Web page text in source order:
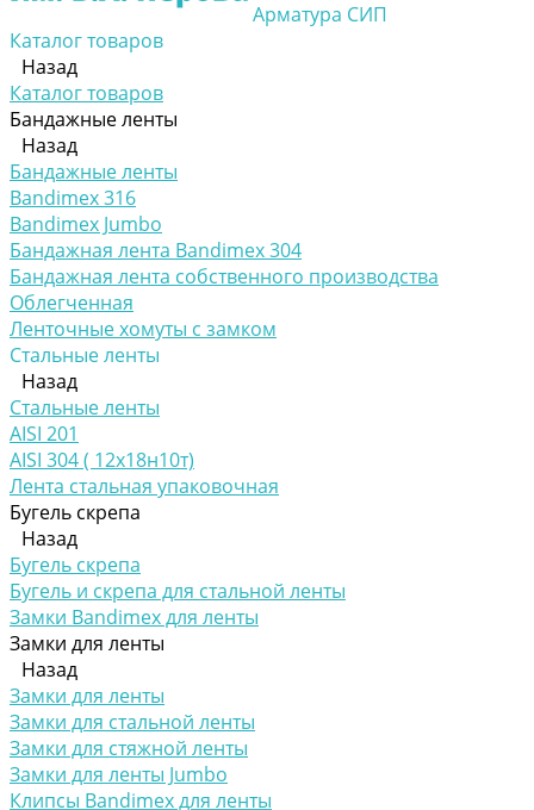
Арматура СИП
Каталог товаров
Назад
Каталог товаров
Бандажные ленты
Назад
Бандажные ленты
Bandimex 316
Bandimex Jumbo
Бандажная лента Bandimex 304
Бандажная лента собственного производства
Облегченная
Ленточные хомуты с замком
Стальные ленты
Назад
Стальные ленты
AISI 201
AISI 304 ( 12х18н10т)
Лента стальная упаковочная
Бугель скрепа
Назад
Бугель скрепа
Бугель и скрепа для стальной ленты
Замки Bandimex для ленты
Замки для ленты
Назад
Замки для ленты
Замки для стальной ленты
Замки для стяжной ленты
Замки для ленты Jumbo
Клипсы Bandimex для ленты